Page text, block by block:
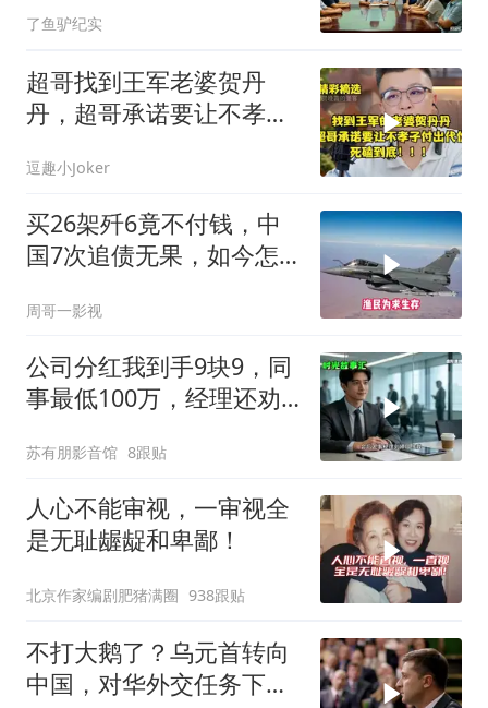
了鱼驴纪实
超哥找到王军老婆贺丹
丹，超哥承诺要让不孝子
逗趣小Joker
买26架歼6竟不付钱，中
国7次追债无果，如今怎
周哥一影视
公司分红我到手9块9，同
事最低100万，经理还劝
苏有朋影音馆 8跟贴
人心不能审视，一审视全
是无耻龌龊和卑鄙！
北京作家编剧肥猪满圈 938跟贴
不打大鹅了？乌元首转向
中国，对华外交任务下